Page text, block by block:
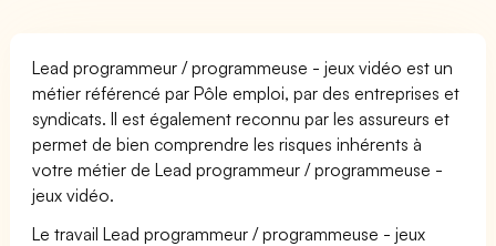
Lead programmeur / programmeuse - jeux vidéo est un
métier référencé par Pôle emploi, par des entreprises et
syndicats. Il est également reconnu par les assureurs et
permet de bien comprendre les risques inhérents à
votre métier de Lead programmeur / programmeuse -
jeux vidéo.
Le travail Lead programmeur / programmeuse - jeux